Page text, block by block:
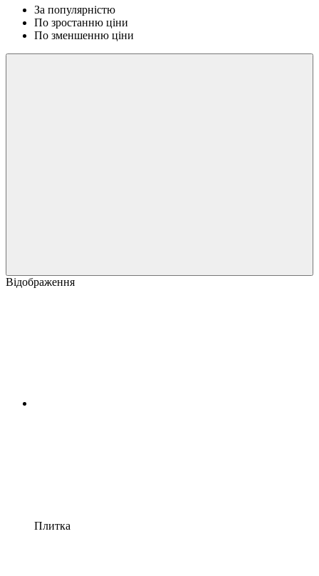
За популярністю
По зростанню ціни
По зменшенню ціни
Відображення
Плитка